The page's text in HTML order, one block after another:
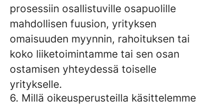
prosessiin osallistuville osapuolille
mahdollisen fuusion, yrityksen
omaisuuden myynnin, rahoituksen tai
koko liiketoimintamme tai sen osan
ostamisen yhteydessä toiselle
yritykselle.
6. Millä oikeusperusteilla käsittelemme